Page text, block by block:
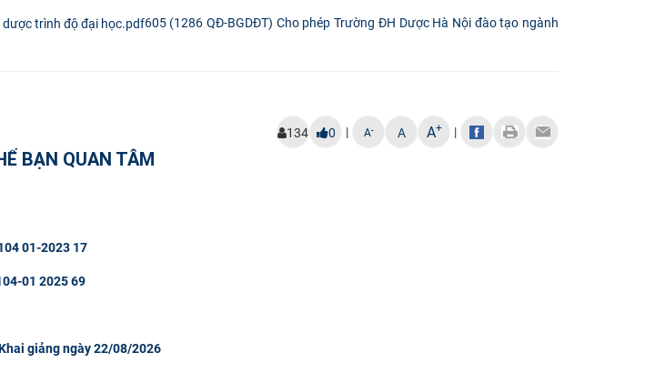
605 (1286 QĐ-BGDĐT) Cho phép Trường ĐH Dược Hà Nội đào tạo ngành
134 0 | A- A A+ |
BẠN QUAN TÂM
01-2023 17
01 2025 69
giảng ngày 22/08/2026